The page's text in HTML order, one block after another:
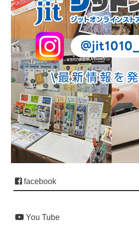
facebook
You Tube